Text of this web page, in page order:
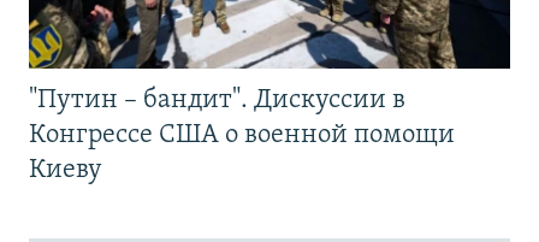
"Путин – бандит". Дискуссии в
Конгрессе США о военной помощи
Киеву